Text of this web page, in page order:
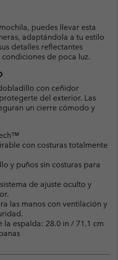
puedes llevar esta
adaptándola a tu estilo
detalles reflectantes
de poca luz.
con ceñidor
del exterior. Las
un cierre cómodo y
con costuras totalmente
y puños sin costuras para
de ajuste oculto y
las manos con ventilación y
la espalda: 28.0 in / 71.1 cm